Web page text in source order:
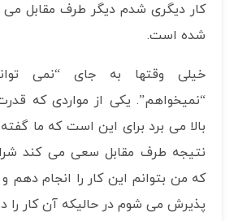
کار دیگری شدم دیگر طرف مقابل می
شده است.
خیلی وقتها به جای “نمی
“نمیخواهم”. یکی از مواردی که قدرت
بالا می برد برای این است که ما
نتیجه طرف مقابل سعی می کند
که من بتوانم این کار را انجام دهم
پذیرش می شوم در حالیکه آن کار را